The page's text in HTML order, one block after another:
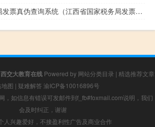
江西省国家税务局发票真伪查询系统（江西省国家税务局发票真伪查询）
西交大教育在线Powered by 网站分类目录 | 精选推荐文章
地图 | 疑难解答 渝ICP备10016896号
，如信息有错误可发邮件到f_fb#foxmail.com说明，我们
会及时纠正，谢谢
人兴趣爱好，不接盈利性广告及商业合作